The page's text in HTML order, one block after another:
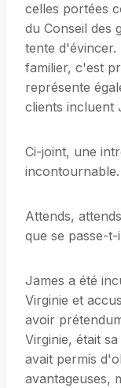
celles portées
du Conseil des
tente d'évincer.
familier, c'est
représente
clients incluent
Ci-joint, une
incontournable.
Attends,
que se passe-
James a été
Virginie et
avoir
Virginie, était
avait permis
avantageuses,